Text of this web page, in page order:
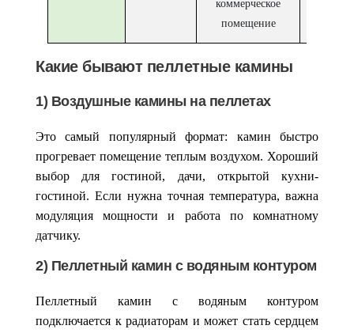
коммерческое
помещение
Какие бывают пеллетные камины
1) Воздушные камины на пеллетах
Это самый популярный формат: камин быстро
прогревает помещение теплым воздухом. Хороший
выбор для гостиной, дачи, открытой кухни-
гостиной. Если нужна точная температура, важна
модуляция мощности и работа по комнатному
датчику.
2) Пеллетный камин с водяным контуром
Пеллетный камин с водяным контуром
подключается к радиаторам и может стать сердцем